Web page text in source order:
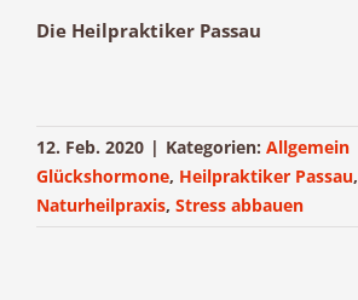
Die Heilpraktiker Passau
12. Feb. 2020 | Kategorien: Allgemein
Glückshormone, Heilpraktiker Passau,
Naturheilpraxis, Stress abbauen